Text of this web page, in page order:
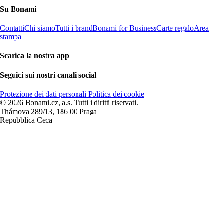
Su Bonami
ContattiChi siamoTutti i brandBonami for BusinessCarte regaloArea
stampa
Scarica la nostra app
Seguici sui nostri canali social
Protezione dei dati personali Politica dei cookie
© 2026 Bonami.cz, a.s. Tutti i diritti riservati.
Thámova 289/13, 186 00 Praga
Repubblica Ceca